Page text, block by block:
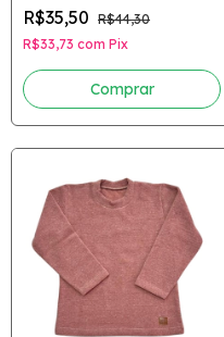
R$35,50 R$44,30
R$33,73 com Pix
Comprar